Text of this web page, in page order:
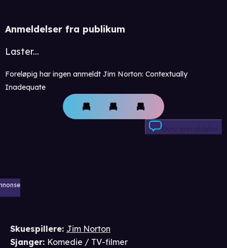
Anmeldelser fra publikum
Laster...
Foreløpig har ingen anmeldt Jim Norton: Contextually
Inadequate
Skriv anmeldelse
Skuespillere: Jim Norton
Sjanger: Komedie / TV-filmer